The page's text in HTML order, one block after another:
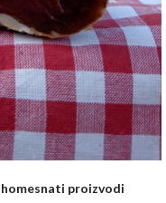
proizvodi